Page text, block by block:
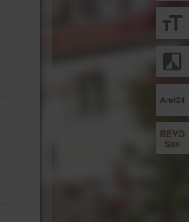
format_size
filter_b_and_w